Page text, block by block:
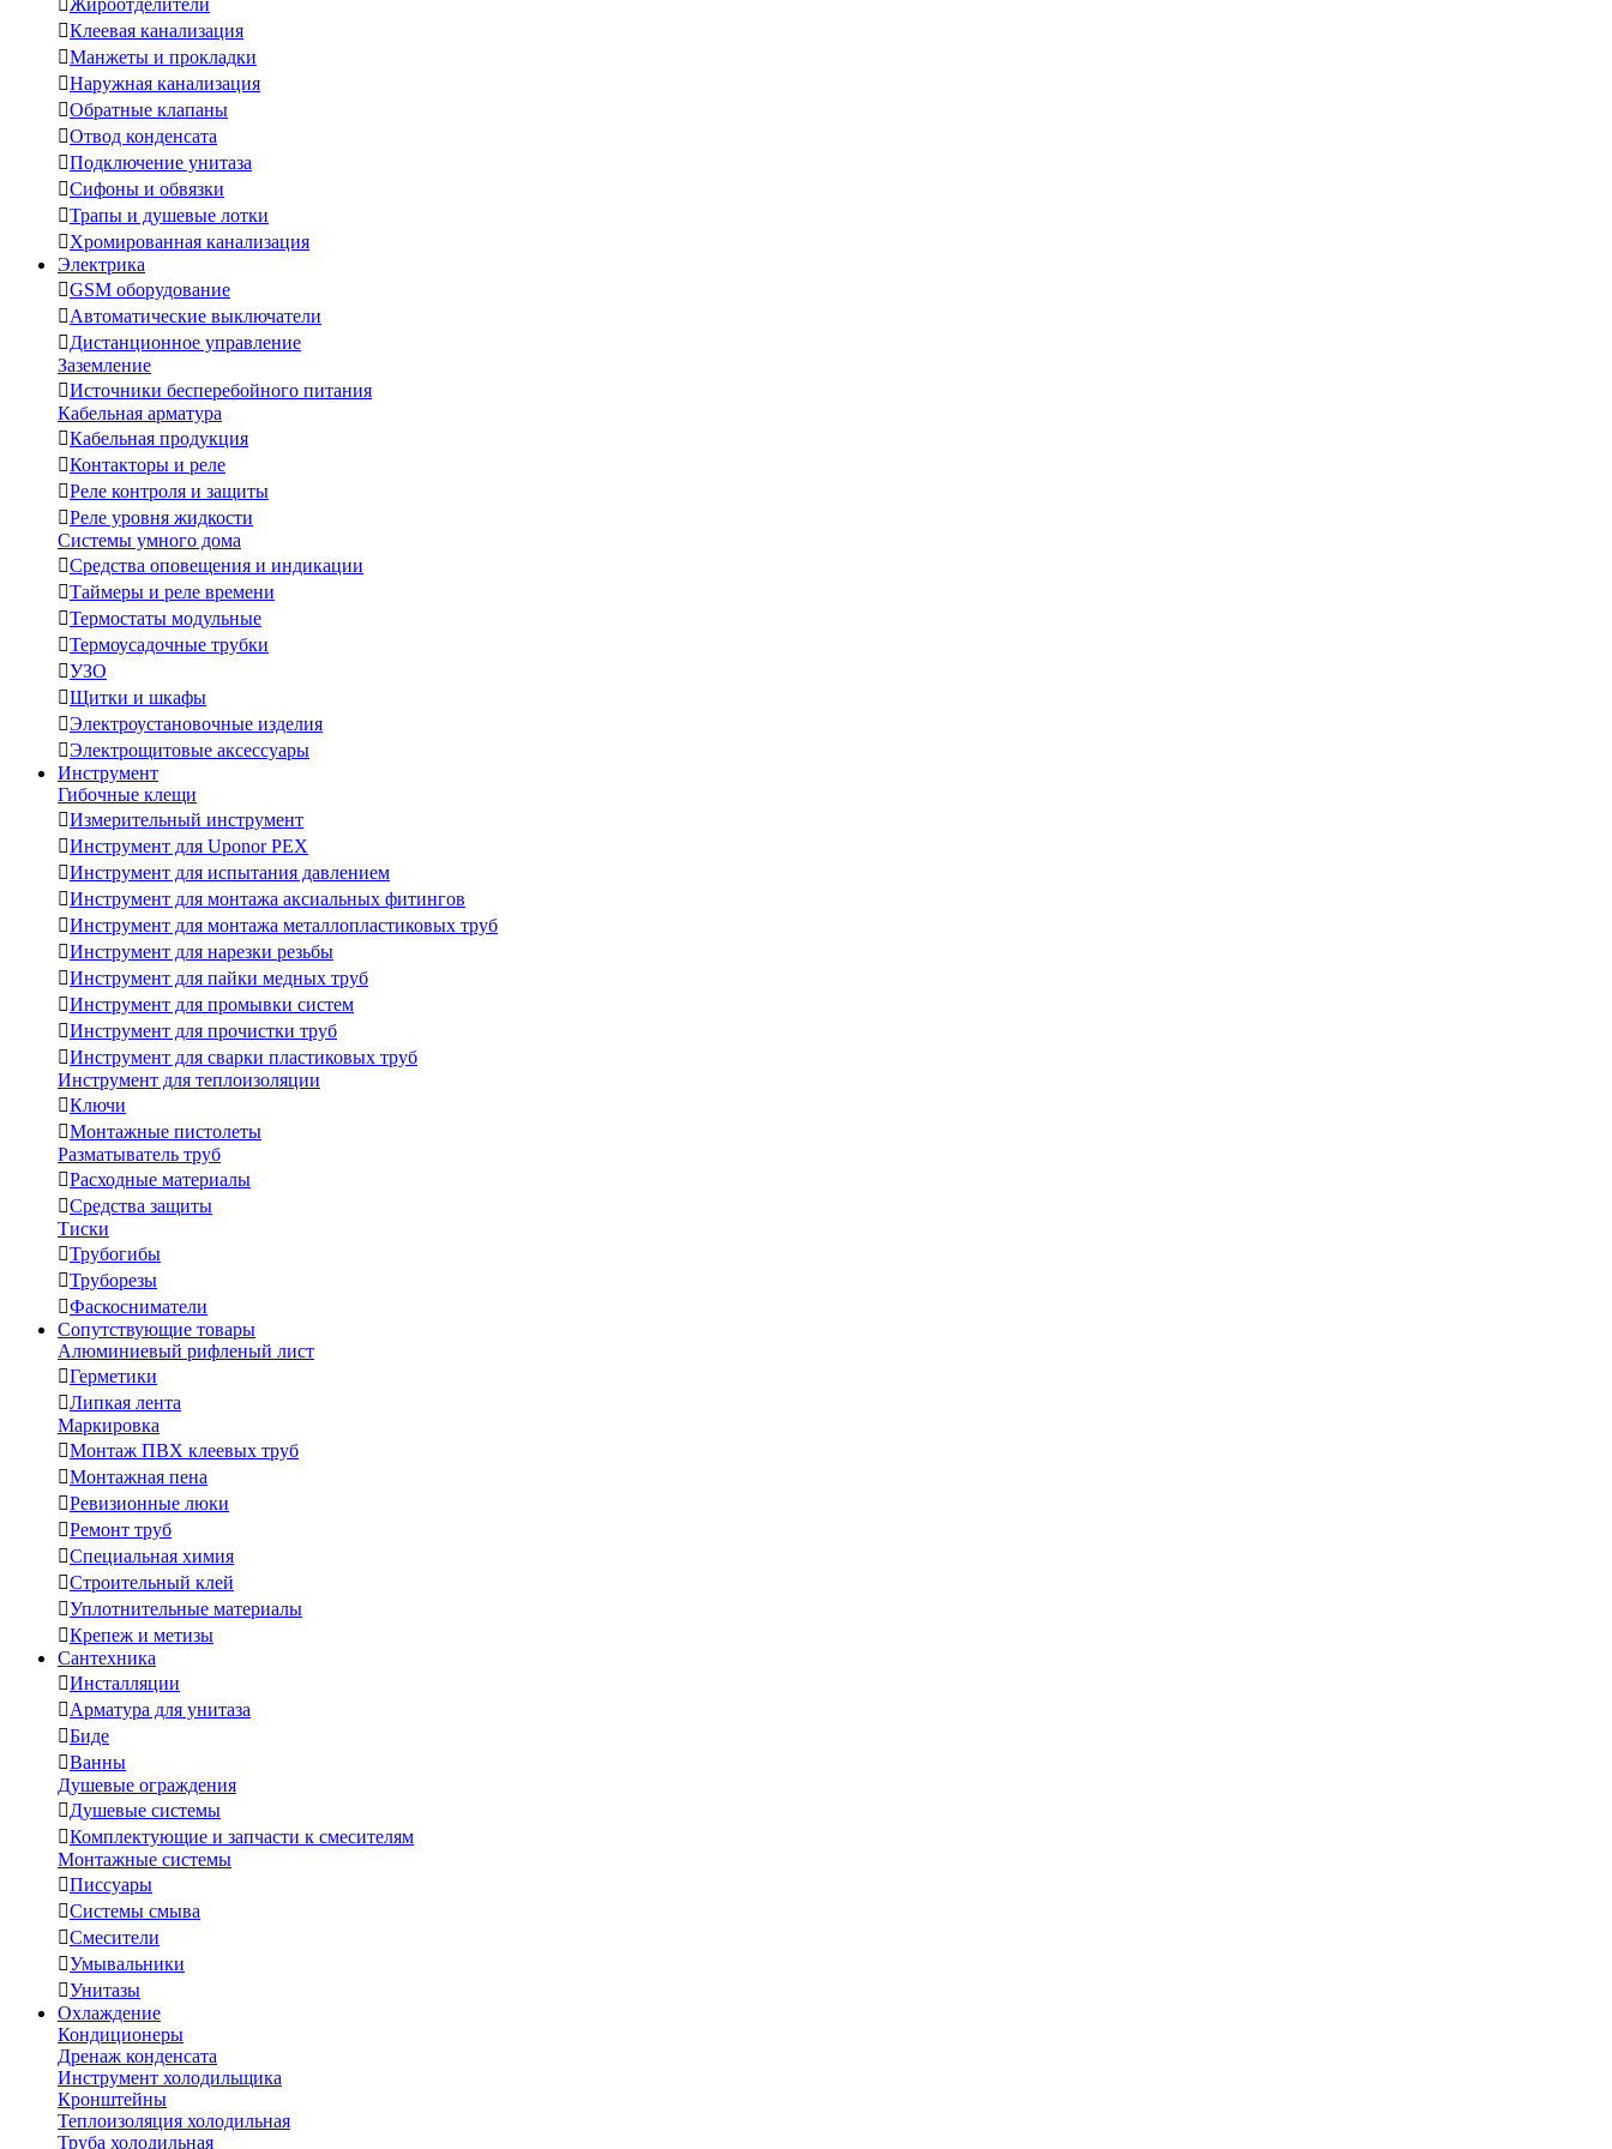
Жироотделители
Клеевая канализация
Манжеты и прокладки
Наружная канализация
Обратные клапаны
Отвод конденсата
Подключение унитаза
Сифоны и обвязки
Трапы и душевые лотки
Хромированная канализация
Электрика
GSM оборудование
Автоматические выключатели
Дистанционное управление
Заземление
Источники бесперебойного питания
Кабельная арматура
Кабельная продукция
Контакторы и реле
Реле контроля и защиты
Реле уровня жидкости
Системы умного дома
Средства оповещения и индикации
Таймеры и реле времени
Термостаты модульные
Термоусадочные трубки
УЗО
Щитки и шкафы
Электроустановочные изделия
Электрощитовые аксессуары
Инструмент
Гибочные клещи
Измерительный инструмент
Инструмент для Uponor PEX
Инструмент для испытания давлением
Инструмент для монтажа аксиальных фитингов
Инструмент для монтажа металлопластиковых труб
Инструмент для нарезки резьбы
Инструмент для пайки медных труб
Инструмент для промывки систем
Инструмент для прочистки труб
Инструмент для сварки пластиковых труб
Инструмент для теплоизоляции
Ключи
Монтажные пистолеты
Разматыватель труб
Расходные материалы
Средства защиты
Тиски
Трубогибы
Труборезы
Фаскосниматели
Сопутствующие товары
Алюминиевый рифленый лист
Герметики
Липкая лента
Маркировка
Монтаж ПВХ клеевых труб
Монтажная пена
Ревизионные люки
Ремонт труб
Специальная химия
Строительный клей
Уплотнительные материалы
Крепеж и метизы
Сантехника
Инсталляции
Арматура для унитаза
Биде
Ванны
Душевые ограждения
Душевые системы
Комплектующие и запчасти к смесителям
Монтажные системы
Писсуары
Системы смыва
Смесители
Умывальники
Унитазы
Охлаждение
Кондиционеры
Дренаж конденсата
Инструмент холодильщика
Кронштейны
Теплоизоляция холодильная
Труба холодильная